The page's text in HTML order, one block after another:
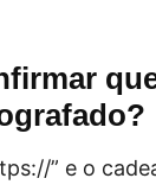
” e o